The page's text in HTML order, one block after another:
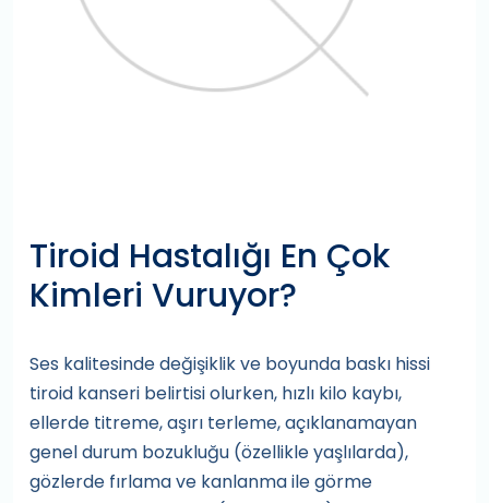
Tiroid Hastalığı En Çok
Kimleri Vuruyor?
Ses kalitesinde değişiklik ve boyunda baskı hissi
tiroid kanseri belirtisi olurken, hızlı kilo kaybı,
ellerde titreme, aşırı terleme, açıklanamayan
genel durum bozukluğu (özellikle yaşlılarda),
gözlerde fırlama ve kanlanma ile görme